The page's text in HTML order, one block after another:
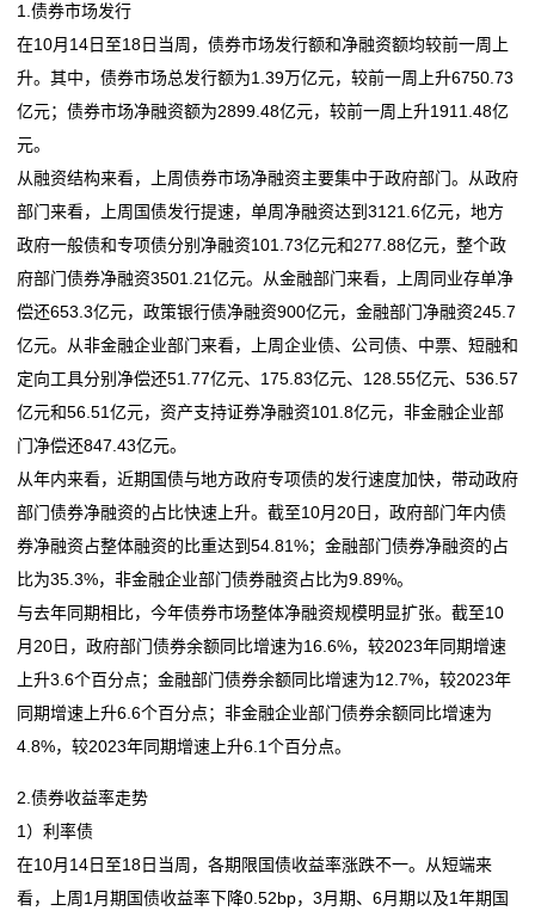
1.债券市场发行
在10月14日至18日当周，债券市场发行额和净融资额均较前一周上
升。其中，债券市场总发行额为1.39万亿元，较前一周上升6750.73
亿元；债券市场净融资额为2899.48亿元，较前一周上升1911.48亿
元。
从融资结构来看，上周债券市场净融资主要集中于政府部门。从政府
部门来看，上周国债发行提速，单周净融资达到3121.6亿元，地方
政府一般债和专项债分别净融资101.73亿元和277.88亿元，整个政
府部门债券净融资3501.21亿元。从金融部门来看，上周同业存单净
偿还653.3亿元，政策银行债净融资900亿元，金融部门净融资245.7
亿元。从非金融企业部门来看，上周企业债、公司债、中票、短融和
定向工具分别净偿还51.77亿元、175.83亿元、128.55亿元、536.57
亿元和56.51亿元，资产支持证券净融资101.8亿元，非金融企业部
门净偿还847.43亿元。
从年内来看，近期国债与地方政府专项债的发行速度加快，带动政府
部门债券净融资的占比快速上升。截至10月20日，政府部门年内债
券净融资占整体融资的比重达到54.81%；金融部门债券净融资的占
比为35.3%，非金融企业部门债券融资占比为9.89%。
与去年同期相比，今年债券市场整体净融资规模明显扩张。截至10
月20日，政府部门债券余额同比增速为16.6%，较2023年同期增速
上升3.6个百分点；金融部门债券余额同比增速为12.7%，较2023年
同期增速上升6.6个百分点；非金融企业部门债券余额同比增速为
4.8%，较2023年同期增速上升6.1个百分点。
2.债券收益率走势
1）利率债
在10月14日至18日当周，各期限国债收益率涨跌不一。从短端来
看，上周1月期国债收益率下降0.52bp，3月期、6月期以及1年期国